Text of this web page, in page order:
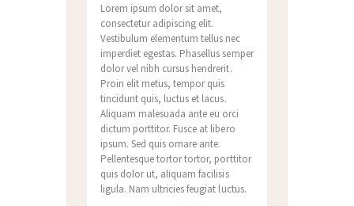
Lorem ipsum dolor sit amet,
consectetur adipiscing elit.
Vestibulum elementum tellus nec
imperdiet egestas. Phasellus semper
dolor vel nibh cursus hendrerit.
Proin elit metus, tempor quis
tincidunt quis, luctus et lacus.
Aliquam malesuada ante eu orci
dictum porttitor. Fusce at libero
ipsum. Sed quis ornare ante.
Pellentesque tortor tortor, porttitor
quis dolor ut, aliquam facilisis
ligula. Nam ultricies feugiat luctus.